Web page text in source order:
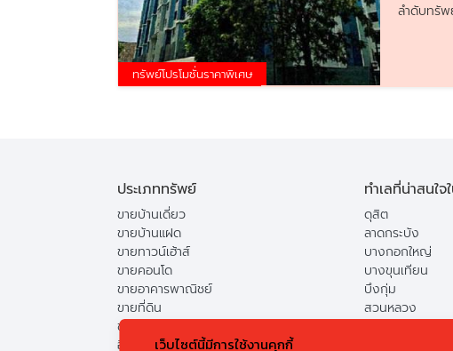
ทรัพย์โปรโมชั่นราคาพิเศษ
ลำดับทรัพ
ประเภททรัพย์
ขายบ้านเดี่ยว
ขายบ้านแฝด
ขายทาวน์เฮ้าส์
ขายคอนโด
ขายอาคารพาณิชย์
ขายที่ดิน
ขายแฟลต
อื่น
ทำเลที่น่าสนใจ
ดุสิต
ลาดกระบัง
บางกอกใหญ่
บางขุนเทียน
บึงกุ่ม
สวนหลวง
เว็บไซต์นี้มีการใช้งานคุกกี้